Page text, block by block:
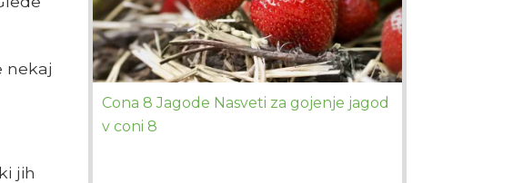
nekaj
jih
Cona 8 Jagode Nasveti za gojenje jagod
v coni 8